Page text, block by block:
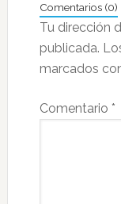
lectores
Comentarios (0)
Tu dirección
publicada.
marcados
Comentario *